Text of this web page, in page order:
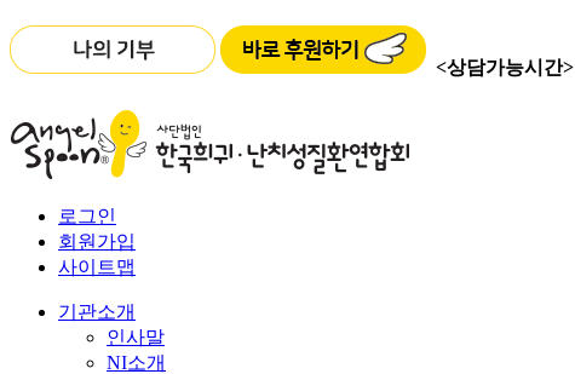
<상담가능시간>
로그인
회원가입
사이트맵
기관소개
인사말
NI소개